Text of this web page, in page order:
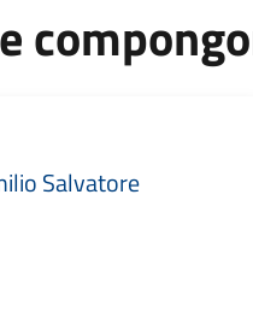
Salvatore